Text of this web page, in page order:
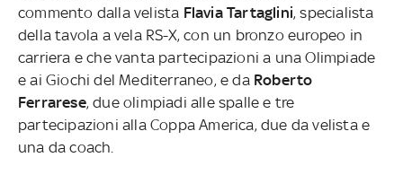
commento dalla velista Flavia Tartaglini, specialista
della tavola a vela RS-X, con un bronzo europeo in
carriera e che vanta partecipazioni a una Olimpiade
e ai Giochi del Mediterraneo, e da Roberto
Ferrarese, due olimpiadi alle spalle e tre
partecipazioni alla Coppa America, due da velista e
una da coach.